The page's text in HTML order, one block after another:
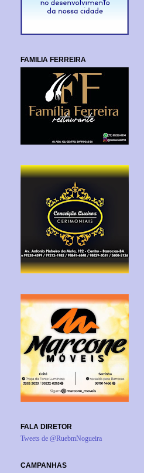
FAMILIA FERREIRA
FALA DIRETOR
Tweets de @RuebmNogueira
CAMPANHAS